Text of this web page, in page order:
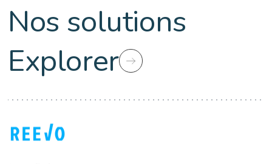
Nos solutions
Explorer